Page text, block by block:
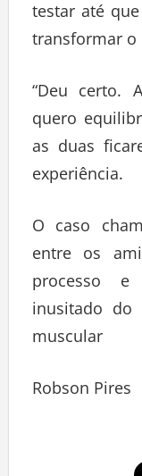
testar até
transformar o
“Deu certo.
quero
as duas
experiência.
O caso
entre os
processo e
inusitado do
muscular
Robson Pires